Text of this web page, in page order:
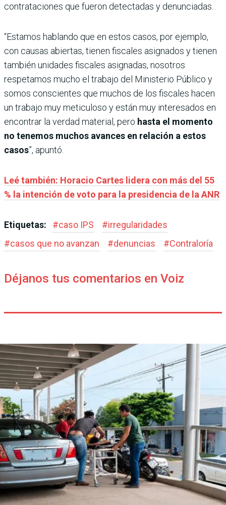
contrataciones que fueron detectadas y denunciadas.
“Estamos hablando que en estos casos, por ejemplo,
con causas abiertas, tienen fiscales asignados y tienen
también unidades fiscales asignadas, nosotros
respetamos mucho el trabajo del Ministerio Público y
somos conscientes que muchos de los fiscales hacen
un trabajo muy meticuloso y están muy interesados en
encontrar la verdad material, pero hasta el momento
no tenemos muchos avances en relación a estos
casos”, apuntó.
Leé también: Horacio Cartes lidera con más del 55
% la intención de voto para la presidencia de la ANR
Etiquetas: #caso IPS #irregularidades
#casos que no avanzan #denuncias #Contraloría
Déjanos tus comentarios en Voiz